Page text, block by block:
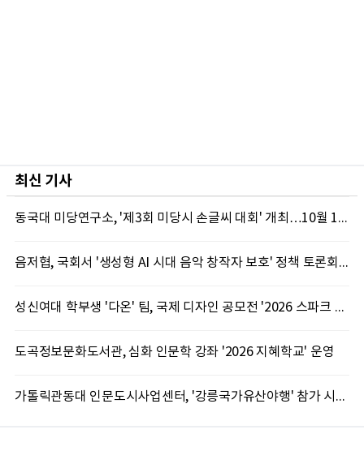
최신 기사
동국대 미당연구소, '제3회 미당시 손글씨 대회' 개최…10월 12일까지 접수
음저협, 국회서 '생성형 AI 시대 음악 창작자 보호' 정책 토론회 10일 개최
성신여대 학부생 '다온' 팀, 국제 디자인 공모전 '2026 스파크 어워드' 동상 수상
도곡정보문화도서관, 심화 인문학 강좌 '2026 지혜학교' 운영
가톨릭관동대 인문도시사업센터, '강릉국가유산야행' 참가 시민 15명 모집